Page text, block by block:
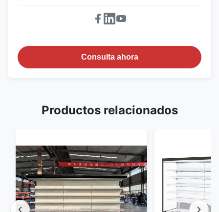
Consulta ahora
Productos relacionados